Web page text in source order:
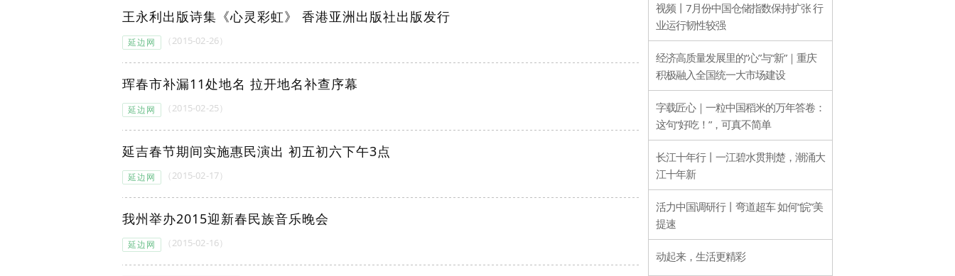
王永利出版诗集《心灵彩虹》 香港亚洲出版社出版发行
延边网 （2015-02-26）
珲春市补漏11处地名 拉开地名补查序幕
延边网 （2015-02-25）
延吉春节期间实施惠民演出 初五初六下午3点
延边网 （2015-02-17）
我州举办2015迎新春民族音乐晚会
延边网 （2015-02-16）
视频丨7月份中国仓储指数保持扩张 行
业运行韧性较强
经济高质量发展里的“心”与“新”｜重庆
积极融入全国统一大市场建设
字载匠心｜一粒中国稻米的万年答卷：
这句“好吃！”，可真不简单
长江十年行丨一江碧水贯荆楚，潮涌大
江十年新
活力中国调研行丨弯道超车 如何“皖”美
提速
动起来，生活更精彩